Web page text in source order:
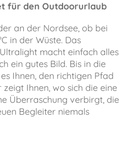
für den Outdoorurlaub
an der Nordsee, ob bei
in der Wüste. Das
macht einfach alles
ein gutes Bild. Bis in die
Ihnen, den richtigen Pfad
Ihnen, wo sich die eine
Überraschung verbirgt, die
Begleiter niemals